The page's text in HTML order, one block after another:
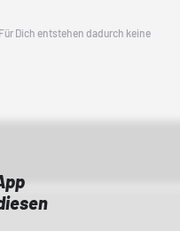
Dich entstehen dadurch keine